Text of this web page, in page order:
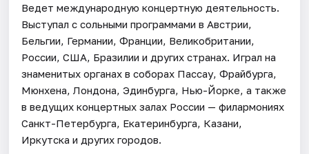
Ведет международную концертную деятельность.
Выступал с сольными программами в Австрии,
Бельгии, Германии, Франции, Великобритании,
России, США, Бразилии и других странах. Играл на
знаменитых органах в соборах Пассау, Фрайбурга,
Мюнхена, Лондона, Эдинбурга, Нью-Йорке, а также
в ведущих концертных залах России — филармониях
Санкт-Петербурга, Екатеринбурга, Казани,
Иркутска и других городов.